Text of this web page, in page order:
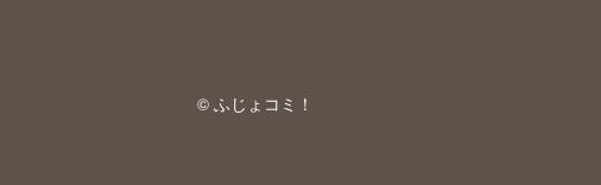
© ふじょコミ！